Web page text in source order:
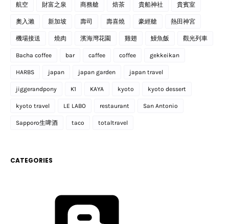
航空 財富之泉 商務艙 焙茶 貴船神社 貴賓室
奧入瀨 新加坡 壽司 壽喜燒 豪經艙 熱田神宮
機場接送 燒肉 濱海灣花園 雞翅 鰻魚飯 觀光列車
Bacha coffee bar caffee coffee gekkeikan
HARBS japan japan garden japan travel
jiggerandpony K1 KAYA kyoto kyoto dessert
kyoto travel LE LABO restaurant San Antonio
Sapporo生啤酒 taco totaltravel
CATEGORIES